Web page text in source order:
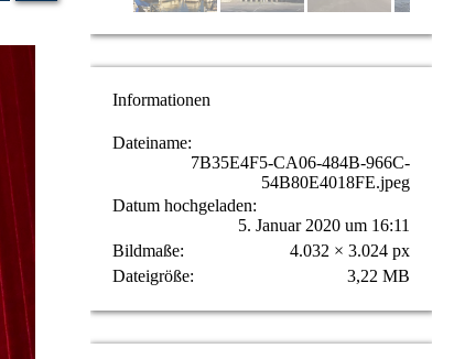
Informationen
Dateiname
7B35E4F5-CA06-484B-966C-
54B80E4018FE.jpeg
Datum hochgeladen
5. Januar 2020 um 16:11
Bildmaße
4.032 × 3.024 px
Dateigröße
3,22 MB